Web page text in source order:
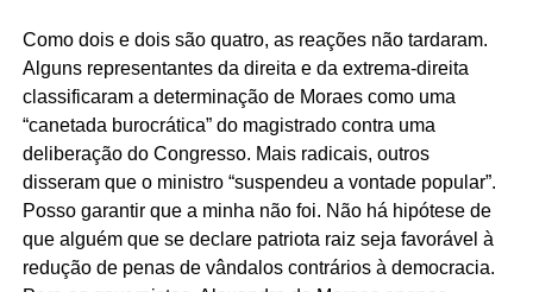
Como dois e dois são quatro, as reações não tardaram.
Alguns representantes da direita e da extrema-direita
classificaram a determinação de Moraes como uma
“canetada burocrática” do magistrado contra uma
deliberação do Congresso. Mais radicais, outros
disseram que o ministro “suspendeu a vontade popular”.
Posso garantir que a minha não foi. Não há hipótese de
que alguém que se declare patriota raiz seja favorável à
redução de penas de vândalos contrários à democracia.